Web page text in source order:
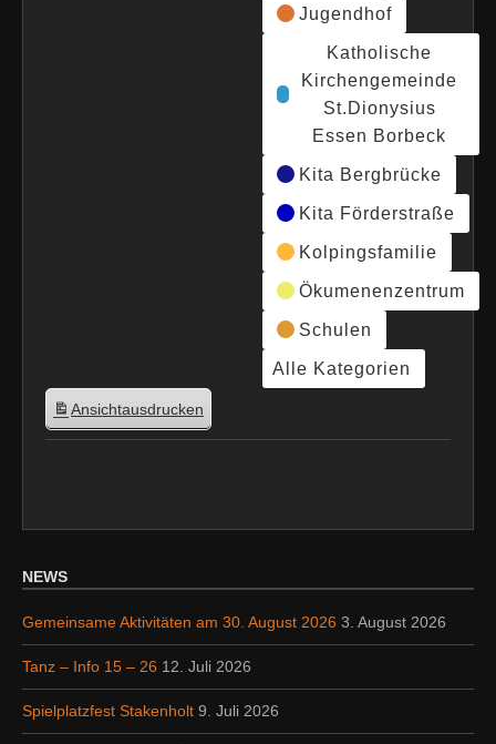
Jugendhof
Katholische
Kirchengemeinde
St.Dionysius
Essen Borbeck
Kita Bergbrücke
Kita Förderstraße
Kolpingsfamilie
Ökumenenzentrum
Schulen
Alle Kategorien
Ansichtausdrucken
NEWS
Gemeinsame Aktivitäten am 30. August 2026 3. August 2026
Tanz – Info 15 – 26 12. Juli 2026
Spielplatzfest Stakenholt 9. Juli 2026